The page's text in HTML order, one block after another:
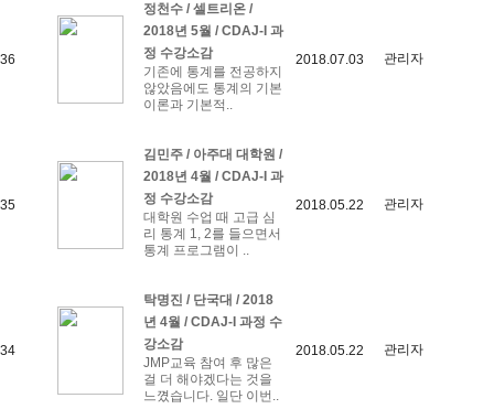
36
정천수 / 셀트리온 /
2018년 5월 / CDAJ-I 과
정 수강소감
기존에 통계를 전공하지
않았음에도 통계의 기본
이론과 기본적..
2018.07.03 관리자
35
김민주 / 아주대 대학원 /
2018년 4월 / CDAJ-I 과
정 수강소감
대학원 수업 때 고급 심
리 통계 1, 2를 들으면서
통계 프로그램이 ..
2018.05.22 관리자
34
탁명진 / 단국대 / 2018
년 4월 / CDAJ-I 과정 수
강소감
JMP교육 참여 후 많은
걸 더 해야겠다는 것을
느꼈습니다. 일단 이번..
2018.05.22 관리자